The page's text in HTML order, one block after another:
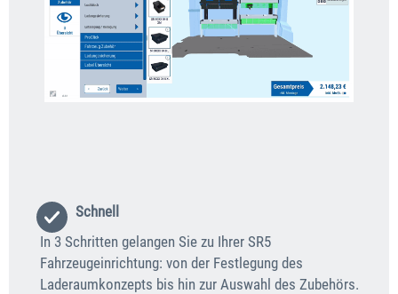
Schnell
In 3 Schritten gelangen Sie zu Ihrer SR5
Fahrzeugeinrichtung: von der Festlegung des
Laderaumkonzepts bis hin zur Auswahl des Zubehörs.